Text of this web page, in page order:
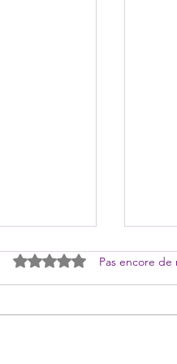
Noté 0 étoile sur 5.Pas encore de